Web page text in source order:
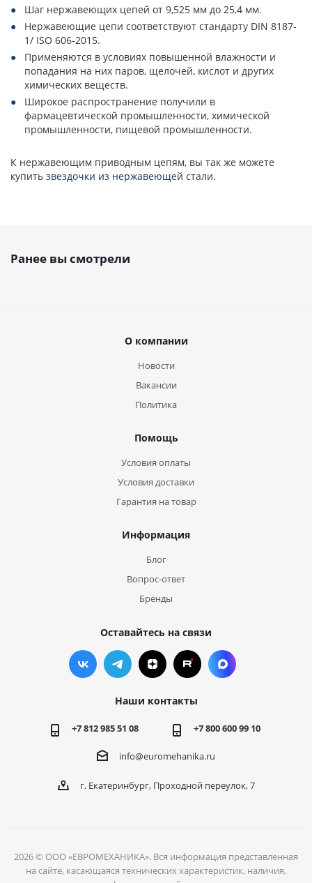
Шаг нержавеющих цепей от 9,525 мм до 25,4 мм.
Нержавеющие цепи соответствуют стандарту DIN 8187-
1/ ISO 606-2015.
Применяются в условиях повышенной влажности и
попадания на них паров, щелочей, кислот и других
химических веществ.
Широкое распространение получили в
фармацевтической промышленности, химической
промышленности, пищевой промышленности.
К нержавеющим приводным цепям, вы так же можете
купить звездочки из нержавеющей стали.
Ранее вы смотрели
О компании
Новости
Вакансии
Политика
Помощь
Условия оплаты
Условия доставки
Гарантия на товар
Информация
Блог
Вопрос-ответ
Бренды
Оставайтесь на связи
Наши контакты
+7 812 985 51 08 +7 800 600 99 10
info@euromehanika.ru
г. Екатеринбург, Проходной переулок, 7
2026 © ООО «ЕВРОМЕХАНИКА». Вся информация представленная
на сайте, касающаяся технических характеристик, наличия,